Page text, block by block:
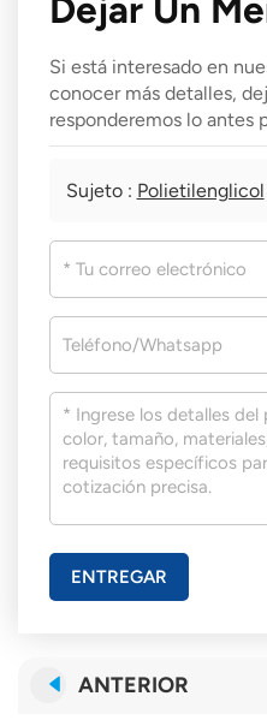
Dejar Un
Si está interesado en
conocer más detalles,
responderemos lo antes
Sujeto : Polietilenglicol
ENTREGAR
ANTERIOR